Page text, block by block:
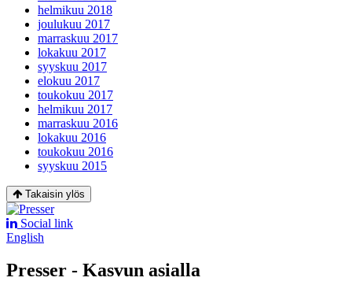
helmikuu 2018
joulukuu 2017
marraskuu 2017
lokakuu 2017
syyskuu 2017
elokuu 2017
toukokuu 2017
helmikuu 2017
marraskuu 2016
lokakuu 2016
toukokuu 2016
syyskuu 2015
Takaisin ylös
Social link
English
Presser - Kasvun asialla